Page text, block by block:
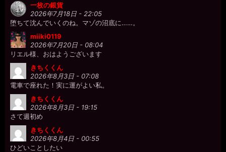
一枚の銀貨
2026年7月18日 - 22:05
堕ちて沈んでいくのね。マゾの沼底に……。
miiki0119
2026年7月20日 - 08:04
リエル様、おはようございます
きちくくん
2026年8月3日 - 07:08
電車で座れた！実に運がよい私。
きちくくん
2026年8月3日 - 19:15
さて週初め
きちくくん
2026年8月4日 - 00:55
ひどいことしたい